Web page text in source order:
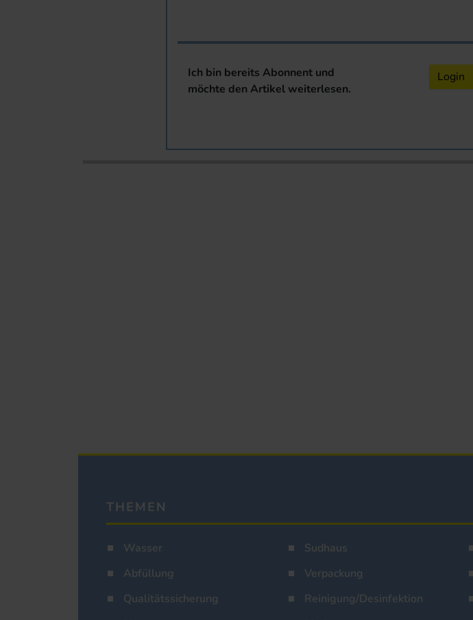
Ich bin bereits Abonnent und
möchte den Artikel weiterlesen.
Login
THEMEN
Wasser Sudhaus
Abfüllung
Verpackung
Qualitätssicherung
Reinigung/Desinfektion